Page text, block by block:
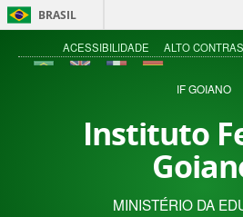
BRASIL
ACESSIBILIDADE ALTO
IF GOIANO
Instituto
MINISTÉRIO DA